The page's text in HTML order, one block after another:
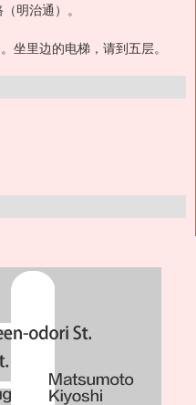
明治通）。
坐里边的电梯，请到五层。